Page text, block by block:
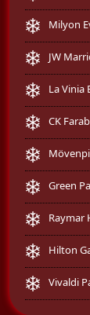
Milyon
JW
La Vinia
CK
Green
Raymar
Hilton
Vivaldi